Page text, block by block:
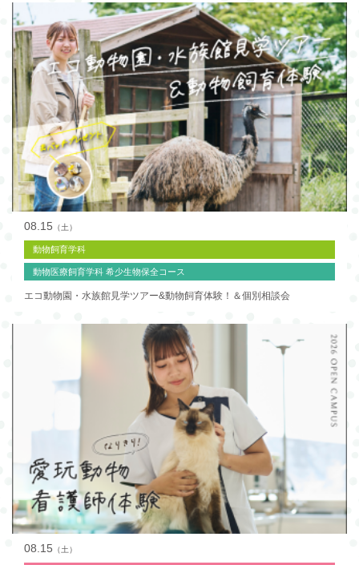
08.15 （土）
動物飼育学科
動物医療飼育学科 希少生物保全コース
エコ動物園・水族館見学ツアー&動物飼育体験！＆個別相談会
08.15 （土）